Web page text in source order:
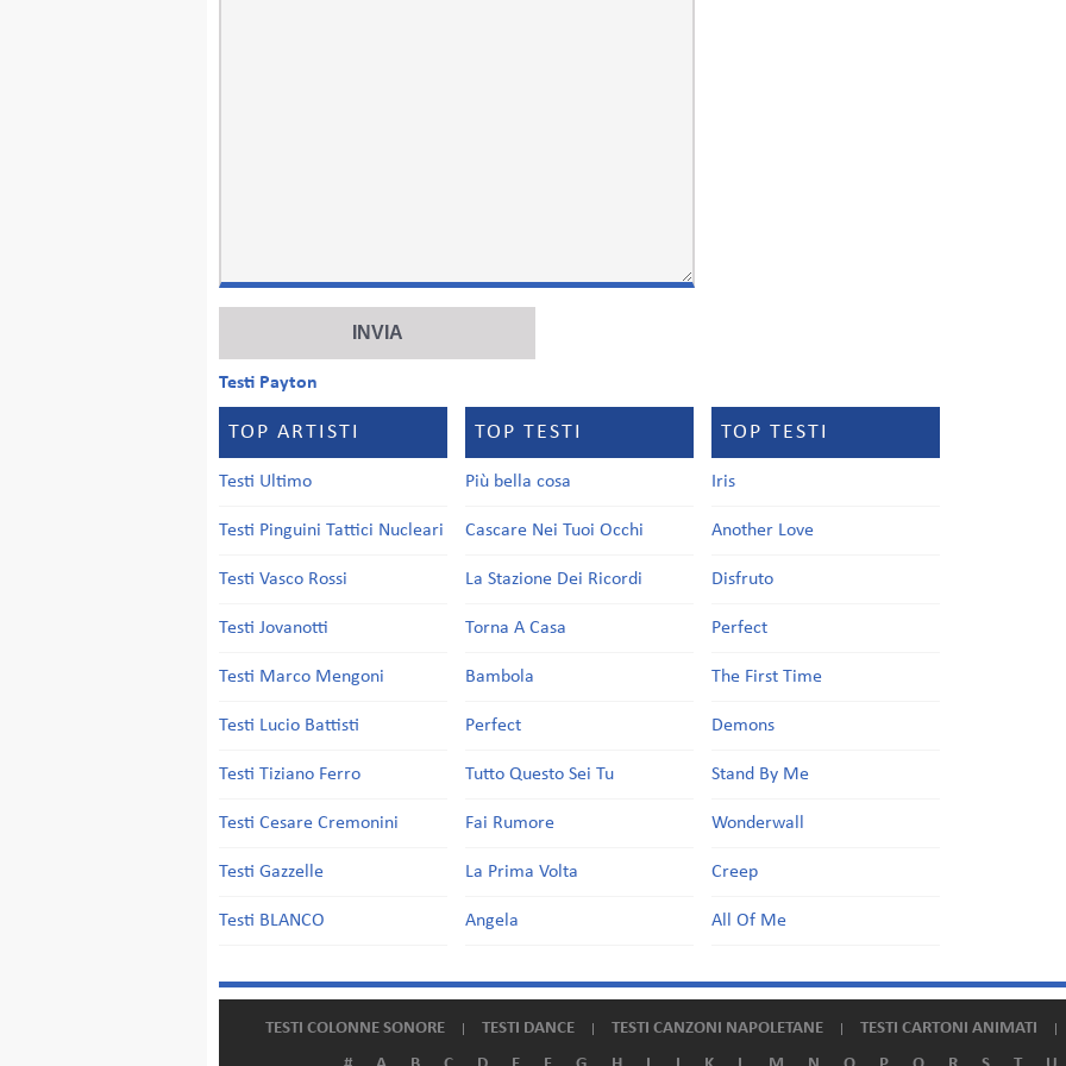
Testi Payton
TOP ARTISTI
Testi Ultimo
Testi Pinguini Tattici Nucleari
Testi Vasco Rossi
Testi Jovanotti
Testi Marco Mengoni
Testi Lucio Battisti
Testi Tiziano Ferro
Testi Cesare Cremonini
Testi Gazzelle
Testi BLANCO
TOP TESTI
Più bella cosa
Cascare Nei Tuoi Occhi
La Stazione Dei Ricordi
Torna A Casa
Bambola
Perfect
Tutto Questo Sei Tu
Fai Rumore
La Prima Volta
Angela
TOP TESTI
Iris
Another Love
Disfruto
Perfect
The First Time
Demons
Stand By Me
Wonderwall
Creep
All Of Me
TESTI COLONNE SONORE TESTI DANCE TESTI CANZONI NAPOLETANE
TESTI CARTONI ANIMATI